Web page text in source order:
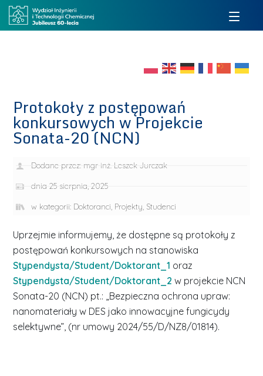
Protokoły z postępowań
konkursowych w Projekcie
Sonata-20 (NCN)
Dodane przez: mgr inż. Leszek Jurczak
dnia 25 sierpnia, 2025
w kategorii: Doktoranci, Projekty, Studenci
Uprzejmie informujemy, że dostępne są protokoły z
postępowań konkursowych na stanowiska
Stypendysta/Student/Doktorant_1 oraz
Stypendysta/Student/Doktorant_2 w projekcie NCN
Sonata-20 (NCN) pt.: „Bezpieczna ochrona upraw:
nanomateriały w DES jako innowacyjne fungicydy
selektywne”, (nr umowy 2024/55/D/NZ8/01814).